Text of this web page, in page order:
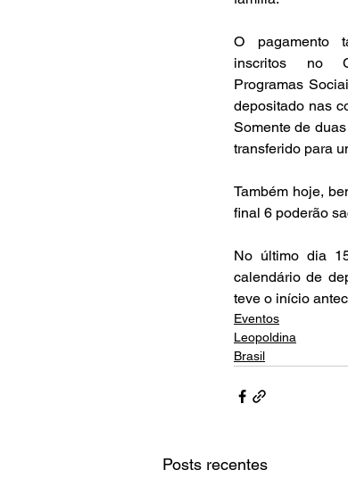
O pagamento
inscritos no
Programas
depositado nas
Somente de
transferido para
Também hoje,
final 6 poderão
No último dia
calendário de
teve o início
Eventos
Leopoldina
Brasil
Posts recentes